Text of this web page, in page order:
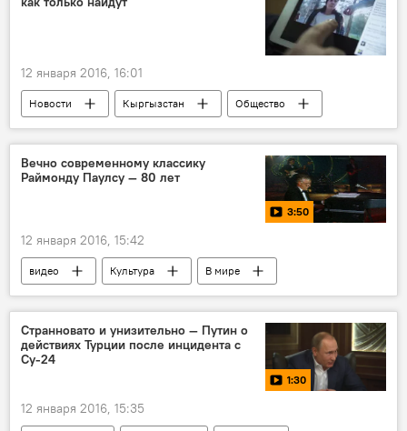
12 января 2016, 16:01
Новости Кыргызстан
Общество
ГУВД Бишкека
штраф
Скандальное видео о девушке, щелкавшей семечки в парке
семечки
Вечно современному классику
Раймонду Паулсу — 80 лет
3:50
12 января 2016, 15:42
видео Культура
В мире
Раймонд Паулс
композитор
Странновато и унизительно — Путин о
действиях Турции после инцидента с
Су-24
1:30
12 января 2016, 15:35